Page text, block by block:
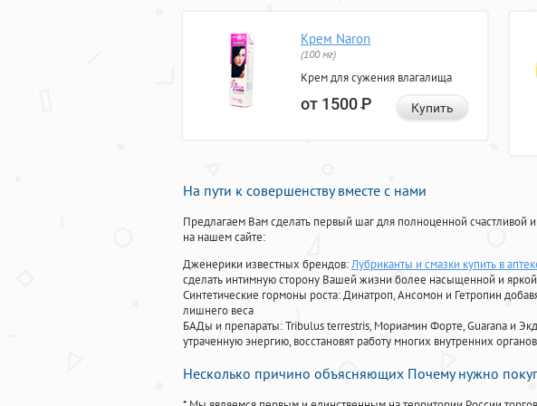
Крем Naron
(100 мг)
Крем для сужения влагалища
от 1500Р Купить
На пути к совершенству вместе с нами
Предлагаем Вам сделать первый шаг для полноценной счастливой
на нашем сайте:
Дженерики известных брендов:Лубриканты и смазки купить в
сделать интимную сторону Вашей жизни более насыщенной и яркой
Синтетические гормоны роста: Динатроп, Ансомон и Гетропин
лишнего веса
БАДы и препараты:Tribulus terrestris, Мориамин Форте, Guarana и
утраченную энергию, восстановят работу многих внутренних
Несколько причино объясняющих Почему нужно